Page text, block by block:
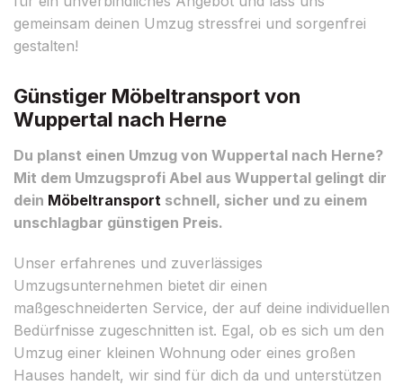
gemeinsam deinen Umzug stressfrei und sorgenfrei
gestalten!
Günstiger Möbeltransport von
Wuppertal nach Herne
Du planst einen Umzug von Wuppertal nach Herne?
Mit dem Umzugsprofi Abel aus Wuppertal gelingt dir
dein Möbeltransport schnell, sicher und zu einem
unschlagbar günstigen Preis.
Unser erfahrenes und zuverlässiges
Umzugsunternehmen bietet dir einen
maßgeschneiderten Service, der auf deine individuellen
Bedürfnisse zugeschnitten ist. Egal, ob es sich um den
Umzug einer kleinen Wohnung oder eines großen
Hauses handelt, wir sind für dich da und unterstützen